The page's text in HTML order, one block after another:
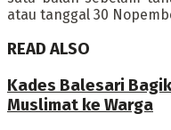
atau tanggal 30
READ ALSO
Kades Balesari
Muslimat ke Warga